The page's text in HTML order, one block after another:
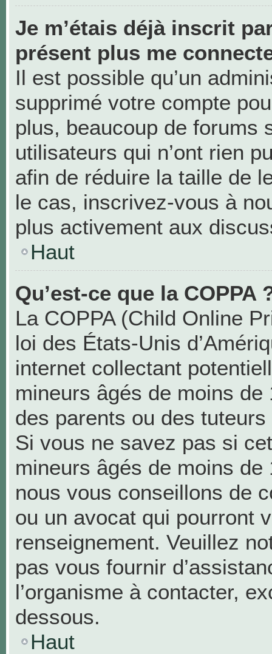
Je m’étais déjà inscrit
présent plus me
Il est possible qu’un
supprimé votre compte
plus, beaucoup de forums
utilisateurs qui n’ont rien
afin de réduire la taille de
le cas, inscrivez-vous à
plus activement aux
Haut
Qu’est-ce que la COPPA
La COPPA (Child Online
loi des États-Unis
internet collectant
mineurs âgés de moins
des parents ou des
Si vous ne savez pas si
mineurs âgés de moins
nous vous conseillons de
ou un avocat qui pourront
renseignement. Veuillez
pas vous fournir
l’organisme à contacter,
dessous.
Haut